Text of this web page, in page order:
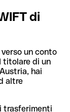
di
un conto
titolare di un
hai
altre
trasferimenti